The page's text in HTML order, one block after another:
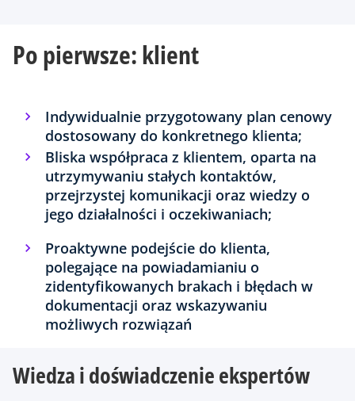
Po pierwsze: klient
Indywidualnie przygotowany plan cenowy
dostosowany do konkretnego klienta;
Bliska współpraca z klientem, oparta na
utrzymywaniu stałych kontaktów,
przejrzystej komunikacji oraz wiedzy o
jego działalności i oczekiwaniach;
Proaktywne podejście do klienta,
polegające na powiadamianiu o
zidentyfikowanych brakach i błędach w
dokumentacji oraz wskazywaniu
możliwych rozwiązań
Wiedza i doświadczenie ekspertów